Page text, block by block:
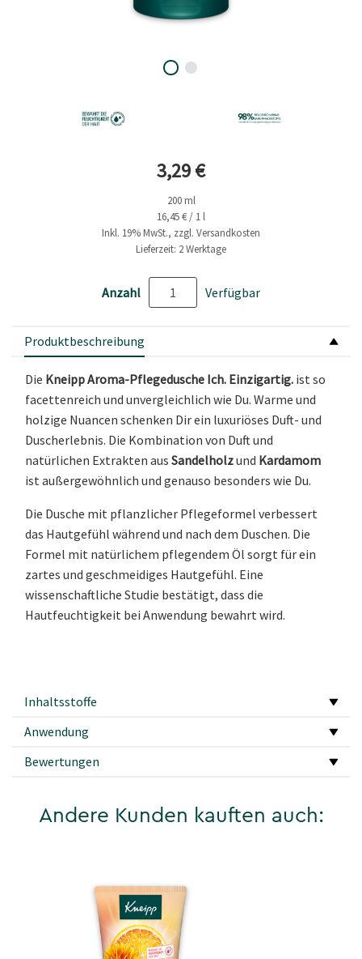
Aktueller Preis
3,29 €
200 ml
16,45 € / 1 l
Inkl. 19% MwSt., zzgl. Versandkosten
Lieferzeit: 2 Werktage
Anzahl Verfügbar
Produktbeschreibung
Die Kneipp Aroma-Pflegedusche Ich. Einzigartig. ist so
facettenreich und unvergleichlich wie Du. Warme und
holzige Nuancen schenken Dir ein luxuriöses Duft- und
Duscherlebnis. Die Kombination von Duft und
natürlichen Extrakten aus Sandelholzund Kardamom
ist außergewöhnlich und genauso besonders wie Du.
Die Dusche mit pflanzlicher Pflegeformel verbessert
das Hautgefühl während und nach dem Duschen. Die
Formel mit natürlichem pflegendem Öl sorgt für ein
zartes und geschmeidiges Hautgefühl. Eine
wissenschaftliche Studie bestätigt, dass die
Hautfeuchtigkeit bei Anwendung bewahrt wird.
Inhaltsstoffe
Anwendung
Bewertungen
Andere Kunden kauften auch: